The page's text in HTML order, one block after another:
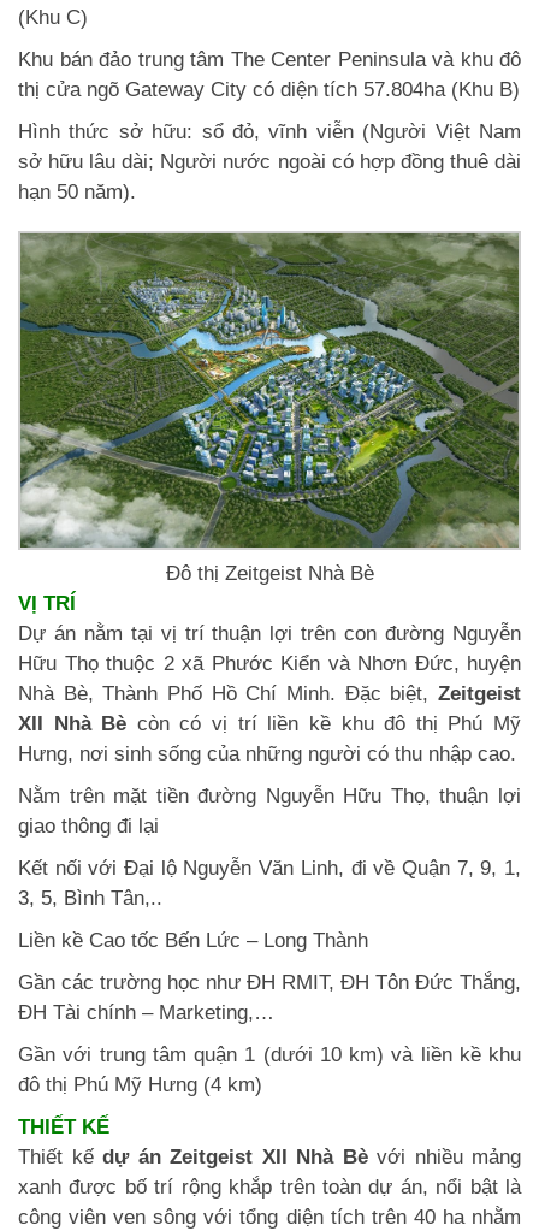
(Khu C)
Khu bán đảo trung tâm The Center Peninsula và khu đô
thị cửa ngõ Gateway City có diện tích 57.804ha (Khu B)
Hình thức sở hữu: sổ đỏ, vĩnh viễn (Người Việt Nam
sở hữu lâu dài; Người nước ngoài có hợp đồng thuê dài
hạn 50 năm).
Đô thị Zeitgeist Nhà Bè
VỊ TRÍ
Dự án nằm tại vị trí thuận lợi trên con đường Nguyễn
Hữu Thọ thuộc 2 xã Phước Kiển và Nhơn Đức, huyện
Nhà Bè, Thành Phố Hồ Chí Minh. Đặc biệt, Zeitgeist
XII Nhà Bè còn có vị trí liền kề khu đô thị Phú Mỹ
Hưng, nơi sinh sống của những người có thu nhập cao.
Nằm trên mặt tiền đường Nguyễn Hữu Thọ, thuận lợi
giao thông đi lại
Kết nối với Đại lộ Nguyễn Văn Linh, đi về Quận 7, 9, 1,
3, 5, Bình Tân,..
Liền kề Cao tốc Bến Lức – Long Thành
Gần các trường học như ĐH RMIT, ĐH Tôn Đức Thắng,
ĐH Tài chính – Marketing,…
Gần với trung tâm quận 1 (dưới 10 km) và liền kề khu
đô thị Phú Mỹ Hưng (4 km)
THIẾT KẾ
Thiết kế dự án Zeitgeist XII Nhà Bèvới nhiều mảng
xanh được bố trí rộng khắp trên toàn dự án, nổi bật là
công viên ven sông với tổng diện tích trên 40 ha nhằm